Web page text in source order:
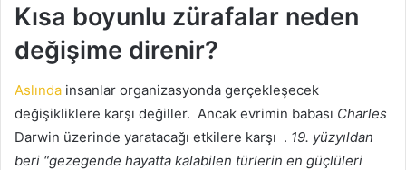
Kısa boyunlu zürafalar neden
değişime direnir?
Aslında insanlar organizasyonda gerçekleşecek
değişikliklere karşı değiller. Ancak evrimin babası Charles
Darwin üzerinde yaratacağı etkilere karşı . 19. yüzyıldan
beri “gezegende hayatta kalabilen türlerin en güçlüleri